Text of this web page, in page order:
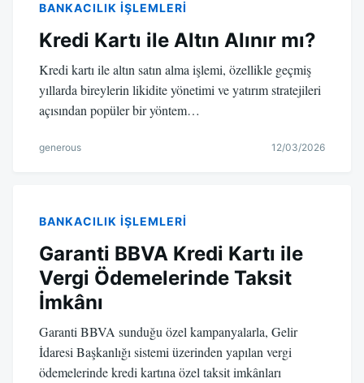
BANKACILIK IŞLEMLERI
Kredi Kartı ile Altın Alınır mı?
Kredi kartı ile altın satın alma işlemi, özellikle geçmiş
yıllarda bireylerin likidite yönetimi ve yatırım stratejileri
açısından popüler bir yöntem…
generous 12/03/2026
BANKACILIK IŞLEMLERI
Garanti BBVA Kredi Kartı ile
Vergi Ödemelerinde Taksit
İmkânı
Garanti BBVA sunduğu özel kampanyalarla, Gelir
İdaresi Başkanlığı sistemi üzerinden yapılan vergi
ödemelerinde kredi kartına özel taksit imkânları